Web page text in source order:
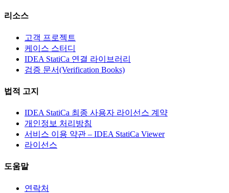
리소스
고객 프로젝트
케이스 스터디
IDEA StatiCa 연결 라이브러리
검증 문서(Verification Books)
법적 고지
IDEA StatiCa 최종 사용자 라이선스 계약
개인정보 처리방침
서비스 이용 약관 – IDEA StatiCa Viewer
라이선스
도움말
연락처